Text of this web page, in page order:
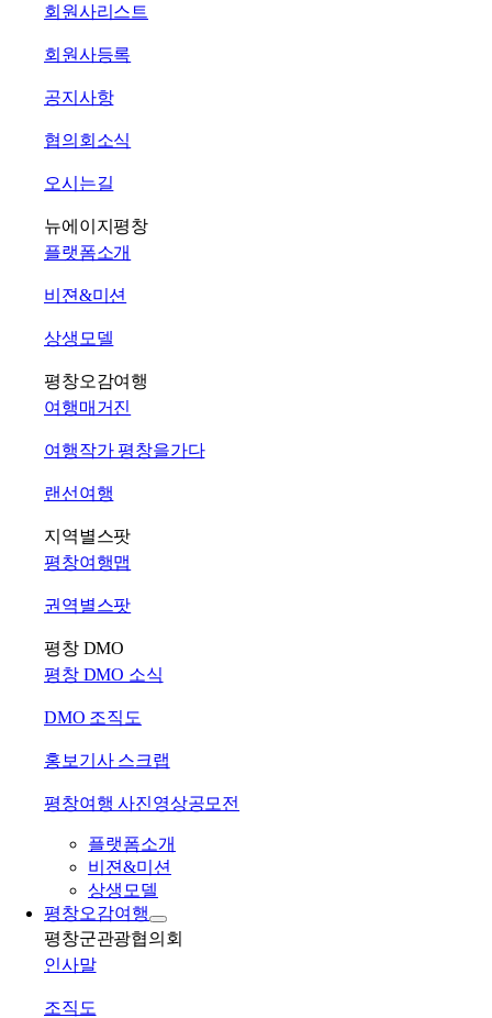
회원사리스트
회원사등록
공지사항
협의회소식
오시는길
뉴에이지평창
플랫폼소개
비젼&미션
상생모델
평창오감여행
여행매거진
여행작가 평창을가다
랜선여행
지역별스팟
평창여행맵
권역별스팟
평창 DMO
평창 DMO 소식
DMO 조직도
홍보기사 스크랩
평창여행 사진영상공모전
플랫폼소개
비젼&미션
상생모델
평창오감여행
평창군관광협의회
인사말
조직도